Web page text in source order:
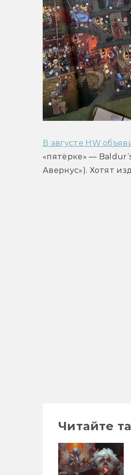
В августе HW
«пятёрке» —
Авернус»). Хотят
Читайте